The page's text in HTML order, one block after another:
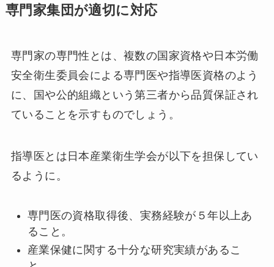
専門家集団が適切に対応
専門家の専門性とは、複数の国家資格や日本労働
安全衛生委員会による専門医や指導医資格のよう
に、国や公的組織という第三者から品質保証され
ていることを示すものでしょう。
指導医とは日本産業衛生学会が以下を担保してい
るように。
専門医の資格取得後、実務経験が５年以上あ
ること。
産業保健に関する十分な研究実績があるこ